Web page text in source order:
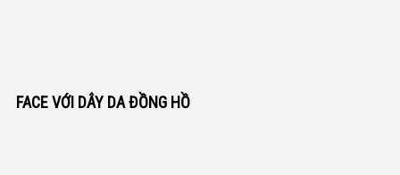
FACE VỚI DÂY DA ĐỒNG HỒ